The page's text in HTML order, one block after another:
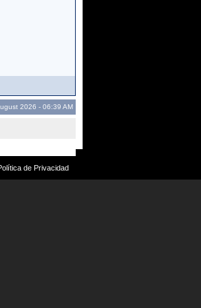
2026 - 06:39 AM
de Privacidad